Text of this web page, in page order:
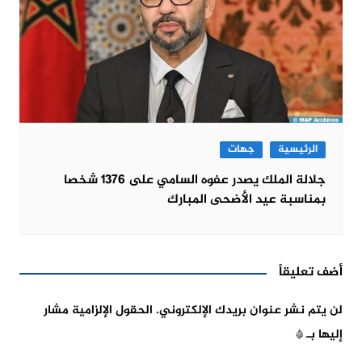
الرئيسية جهات
جلالة الملك يصدر عفوه السامي على 1376 شخصا
بمناسبة عيد الأضحى المبارك
أضف تعليقاً
لن يتم نشر عنوان بريدك الإلكتروني. الحقول الإلزامية مشار
إليها بـ*